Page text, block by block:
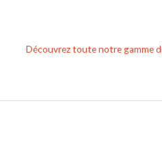
Découvrez toute notre gamme